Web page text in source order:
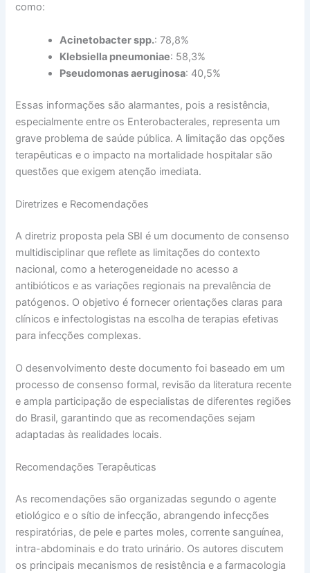
como:
Acinetobacter spp.: 78,8%
Klebsiella pneumoniae: 58,3%
Pseudomonas aeruginosa: 40,5%
Essas informações são alarmantes, pois a resistência,
especialmente entre os Enterobacterales, representa um
grave problema de saúde pública. A limitação das opções
terapêuticas e o impacto na mortalidade hospitalar são
questões que exigem atenção imediata.
Diretrizes e Recomendações
A diretriz proposta pela SBI é um documento de consenso
multidisciplinar que reflete as limitações do contexto
nacional, como a heterogeneidade no acesso a
antibióticos e as variações regionais na prevalência de
patógenos. O objetivo é fornecer orientações claras para
clínicos e infectologistas na escolha de terapias efetivas
para infecções complexas.
O desenvolvimento deste documento foi baseado em um
processo de consenso formal, revisão da literatura recente
e ampla participação de especialistas de diferentes regiões
do Brasil, garantindo que as recomendações sejam
adaptadas às realidades locais.
Recomendações Terapêuticas
As recomendações são organizadas segundo o agente
etiológico e o sítio de infecção, abrangendo infecções
respiratórias, de pele e partes moles, corrente sanguínea,
intra-abdominais e do trato urinário. Os autores discutem
os principais mecanismos de resistência e a farmacologia